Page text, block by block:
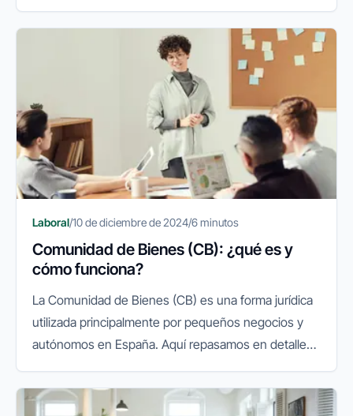
coste laboral, sino también...
Laboral/10 de diciembre de 2024/6 minutos
Comunidad de Bienes (CB): ¿qué es y
cómo funciona?
La Comunidad de Bienes (CB) es una forma jurídica
utilizada principalmente por pequeños negocios y
autónomos en España. Aquí repasamos en detalle
desventajas, y los pasos...